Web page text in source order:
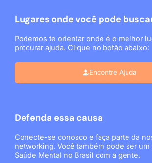
Lugares onde você pode
Podemos te orientar onde é o melhor
procurar ajuda. Clique no botão abaixo:
Encontre Ajuda
Defenda essa causa
Conecte-se conosco e faça parte da
networking. Você também pode ser um
Saúde Mental no Brasil com a gente.